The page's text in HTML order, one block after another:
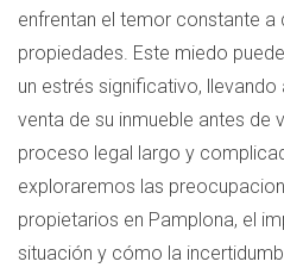
enfrentan el temor constante a
propiedades. Este miedo
un estrés significativo,
venta de su inmueble antes de
proceso legal largo y
exploraremos las
propietarios en Pamplona, el
situación y cómo la